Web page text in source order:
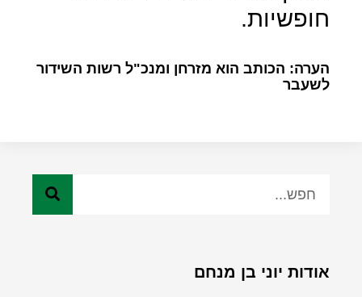
חופשיות.
הערה: הכותב הוא מזרחן ומנכ"ל רשות השידור
לשעבר
אודות יוני בן מנחם